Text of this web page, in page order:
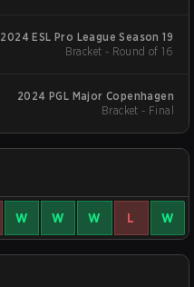
2024 ESL Pro League Season 19
Bracket - Round of 16
2024 PGL Major Copenhagen
Bracket - Final
W W W L W